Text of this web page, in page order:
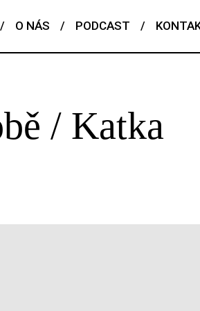
/ O NÁS / PODCAST /
/ Katka